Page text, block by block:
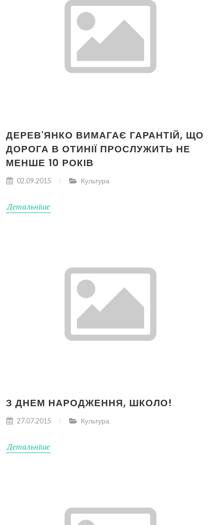
ДЕРЕВ'ЯНКО ВИМАГАЄ ГАРАНТІЙ, ЩО
ДОРОГА В ОТИНІЇ ПРОСЛУЖИТЬ НЕ
МЕНШЕ 10 РОКІВ
02.09.2015 Культура
Детальніше
З ДНЕМ НАРОДЖЕННЯ, ШКОЛО!
27.07.2015 Культура
Детальніше